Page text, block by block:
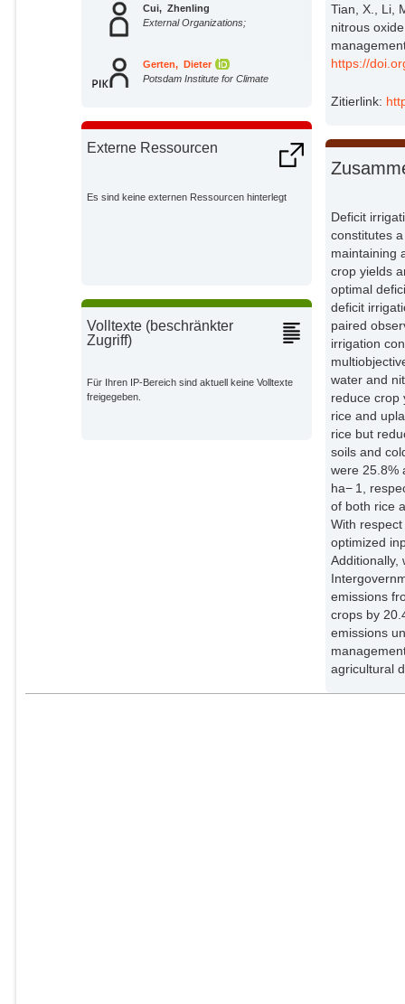
Cui, Zhenling
External Organizations;
Gerten, Dieter
Potsdam Institute for Climate
Externe Ressourcen
Es sind keine externen Ressourcen hinterlegt
Volltexte (beschränkter
Zugriff)
Für Ihren IP-Bereich sind aktuell keine Volltexte
freigegeben.
Tian, X., Li,
nitrous
https://
Zitierlink:
Deficit
constitutes
maintaining
crop yields
optimal
deficit
paired
irrigation
water and
reduce crop
rice and
rice but
soils and
were 25.8%
ha− 1,
of both rice
With
optimized
Additionally,
emissions
crops by
emissions
agricultural